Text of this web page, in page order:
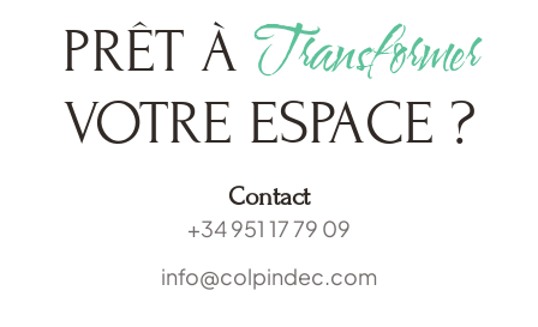
PRÊT ÀTransformer
VOTRE ESPACE ?
Contact
+34 951 17 79 09
info@colpindec.com